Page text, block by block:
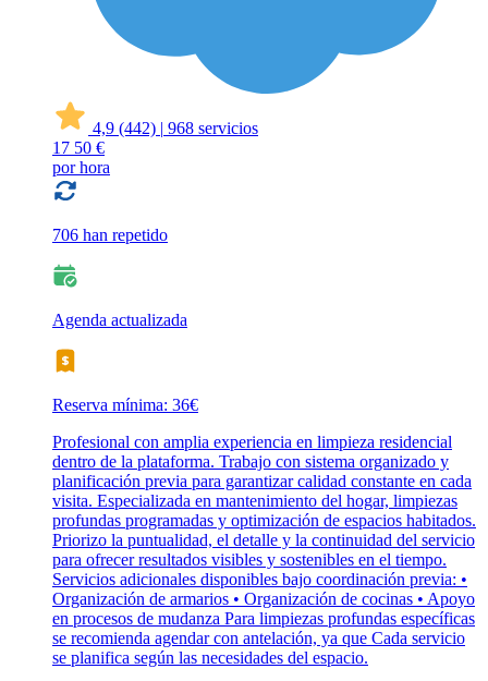
4,9 (442) | 968 servicios
17 50 €
por hora
706 han repetido
Agenda actualizada
Reserva mínima: 36€
Profesional con amplia experiencia en limpieza residencial
dentro de la plataforma. Trabajo con sistema organizado y
planificación previa para garantizar calidad constante en cada
visita. Especializada en mantenimiento del hogar, limpiezas
profundas programadas y optimización de espacios habitados.
Priorizo la puntualidad, el detalle y la continuidad del servicio
para ofrecer resultados visibles y sostenibles en el tiempo.
Servicios adicionales disponibles bajo coordinación previa: •
Organización de armarios • Organización de cocinas • Apoyo
en procesos de mudanza Para limpiezas profundas específicas
se recomienda agendar con antelación, ya que Cada servicio
se planifica según las necesidades del espacio.